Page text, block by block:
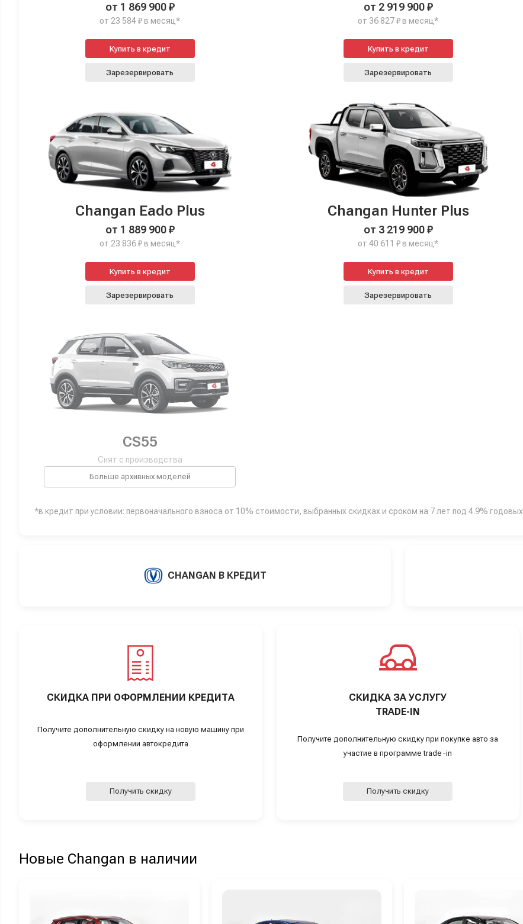
от 1 869 900 ₽
от 23 584 ₽ в месяц*
Купить в кредит
Зарезервировать
от 2 919 900 ₽
от 36 827 ₽ в месяц*
Купить в кредит
Зарезервировать
Changan Eado Plus
от 1 889 900 ₽
от 23 836 ₽ в месяц*
Купить в кредит
Зарезервировать
Changan Hunter Plus
от 3 219 900 ₽
от 40 611 ₽ в месяц*
Купить в кредит
Зарезервировать
CS55
Снят с производства
Больше архивных моделей
*в кредит при условии: первоначального взноса от 10% стоимости, выбранных скидках и сроком на 7 лет под 4.9% годовых
CHANGAN В КРЕДИТ
СКИДКА ПРИ ОФОРМЛЕНИИ КРЕДИТА
Получите дополнительную скидку на новую машину при
оформлении автокредита
Получить скидку
СКИДКА ЗА УСЛУГУ
TRADE-IN
Получите дополнительную скидку при покупке авто за
участие в программе trade-in
Получить скидку
Новые Changan в наличии